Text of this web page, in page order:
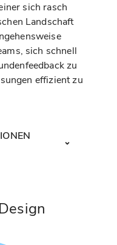
sich rasch
Landschaft
sich schnell
zu
effizient zu